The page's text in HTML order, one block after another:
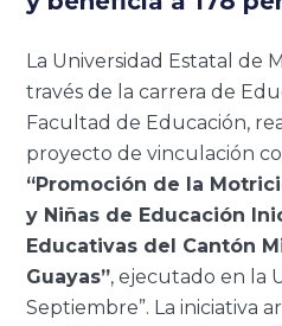
La Universidad Estatal de
través de la carrera de
Facultad de Educación,
proyecto de vinculación
“Promoción de la
y Niñas de Educación
Educativas del Cantón
Guayas”, ejecutado en la
Septiembre”. La iniciativa